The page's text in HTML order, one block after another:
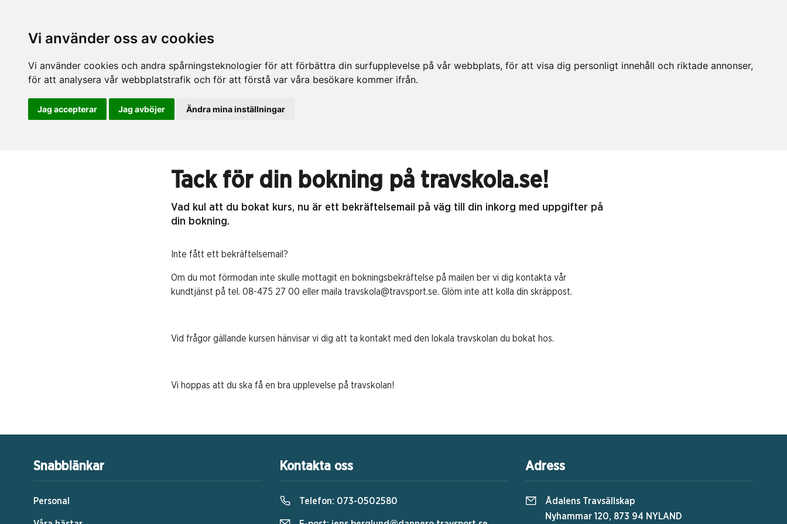
Vi använder oss av cookies
Vi använder cookies och andra spårningsteknologier för att förbättra din surfupplevelse på vår webbplats, för att visa dig personligt innehåll och riktade annonser,
för att analysera vår webbplatstrafik och för att förstå var våra besökare kommer ifrån.
Jag accepterar Jag avböjer Ändra mina inställningar
Tack för din bokning på travskola.se!
Vad kul att du bokat kurs, nu är ett bekräftelsemail på väg till din inkorg med uppgifter på
din bokning.
Inte fått ett bekräftelsemail?
Om du mot förmodan inte skulle mottagit en bokningsbekräftelse på mailen ber vi dig kontakta vår
kundtjänst på tel. 08-475 27 00 eller maila travskola@travsport.se. Glöm inte att kolla din skräppost.
Vid frågor gällande kursen hänvisar vi dig att ta kontakt med den lokala travskolan du bokat hos.
Vi hoppas att du ska få en bra upplevelse på travskolan!
Snabblänkar
Personal
Kontakta oss
Telefon: 073-0502580
Adress
Ådalens Travsällskap
Nyhammar 120, 873 94 NYLAND